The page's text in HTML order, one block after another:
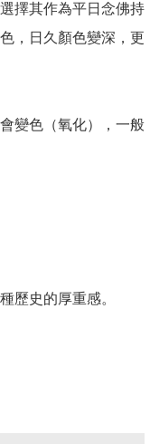
擇其作為平日念佛持
，日久顏色變深，更
變色（氧化），一般
歷史的厚重感。